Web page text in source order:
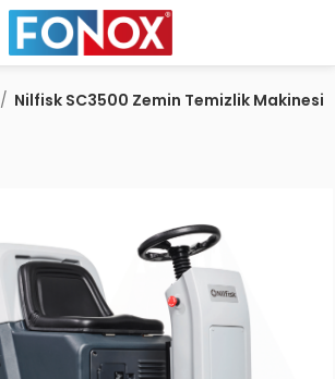
Nilfisk SC3500 Zemin Temizlik Makinesi